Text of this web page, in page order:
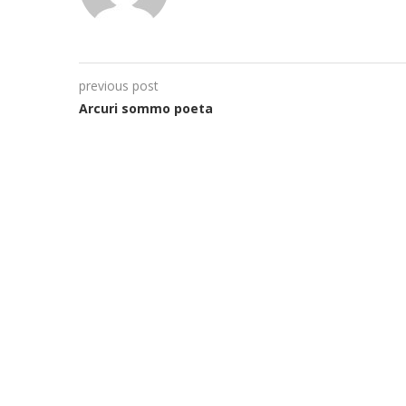
previous post
Arcuri sommo poeta